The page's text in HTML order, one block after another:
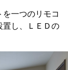
一つのリモコ
置し、ＬＥＤの